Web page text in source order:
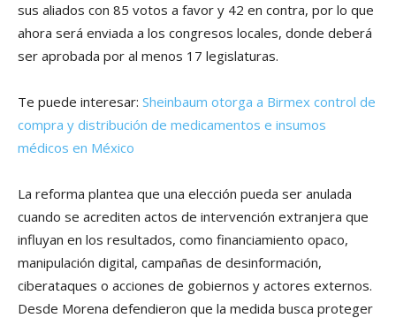
sus aliados con 85 votos a favor y 42 en contra, por lo que
ahora será enviada a los congresos locales, donde deberá
ser aprobada por al menos 17 legislaturas.
Te puede interesar: Sheinbaum otorga a Birmex control de
compra y distribución de medicamentos e insumos
médicos en México
La reforma plantea que una elección pueda ser anulada
cuando se acrediten actos de intervención extranjera que
influyan en los resultados, como financiamiento opaco,
manipulación digital, campañas de desinformación,
ciberataques o acciones de gobiernos y actores externos.
Desde Morena defendieron que la medida busca proteger